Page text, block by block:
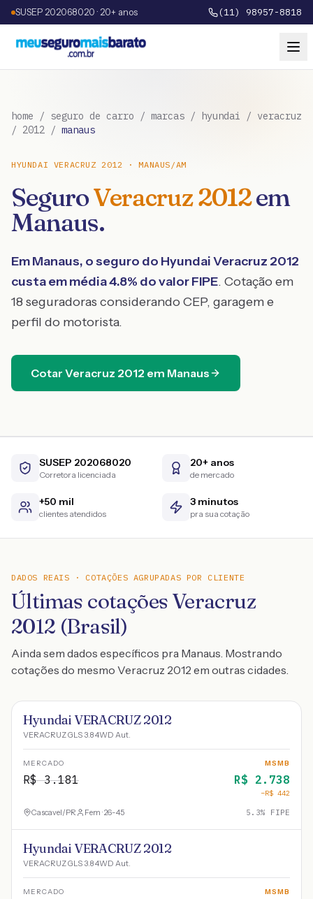
SUSEP 202068020 · 20+ anos (11) 98957-8818
home / seguro de carro / marcas / hyundai / veracruz
/ 2012 / manaus
HYUNDAI VERACRUZ 2012 ·MANAUS /AM
SeguroVeracruz2012em
Manaus.
EmManaus, o seguro do HyundaiVeracruz 2012
custa em média4.8% do valor FIPE. Cotação em
18 seguradoras considerando CEP, garagem e
perfil do motorista.
Cotar Veracruz 2012 em Manaus
SUSEP 202068020
Corretora licenciada
20+ anos
de mercado
+50 mil
clientes atendidos
3 minutos
pra sua cotação
DADOS REAIS · COTAÇÕES AGRUPADAS POR CLIENTE
Últimas cotações Veracruz
2012 (Brasil)
Ainda sem dados específicos pra Manaus. Mostrando
cotações do mesmo Veracruz 2012 em outras cidades.
Hyundai VERACRUZ 2012
VERACRUZ GLS 3.8 4WD Aut.
MERCADO
R$3.181
MSMB
R$ 2.738
−R$ 442
Cascavel/PR Fem · 26-45 5.3% FIPE
Hyundai VERACRUZ 2012
VERACRUZ GLS 3.8 4WD Aut.
MERCADO MSMB